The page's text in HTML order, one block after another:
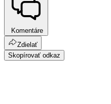
Komentáre
Zdielať
Skopírovať odkaz